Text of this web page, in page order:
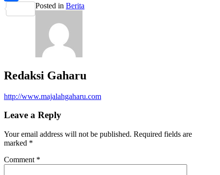
Share
Posted in Berita
Redaksi Gaharu
http://www.majalahgaharu.com
Leave a Reply
Your email address will not be published. Required fields are
marked *
Comment *